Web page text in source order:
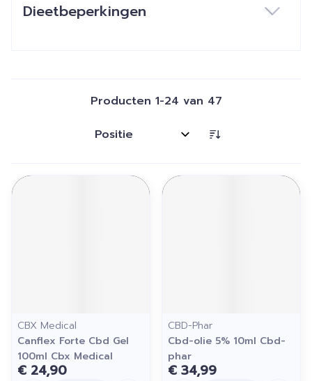
Dieetbeperkingen
Producten 1-24 van 47
Sorteer op:
CBX Medical
Canflex Forte Cbd Gel
100ml Cbx Medical
€ 24,90
CBD-Phar
Cbd-olie 5% 10ml Cbd-
phar
€ 34,99